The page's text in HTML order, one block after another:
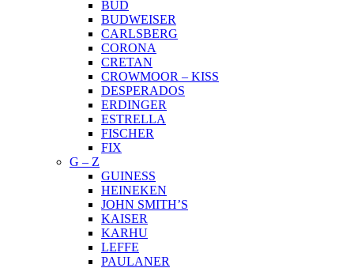
BUD
BUDWEISER
CARLSBERG
CORONA
CRETAN
CROWMOOR – KISS
DESPERADOS
ERDINGER
ESTRELLA
FISCHER
FIX
G – Z
GUINESS
HEINEKEN
JOHN SMITH’S
KAISER
KARHU
LEFFE
PAULANER